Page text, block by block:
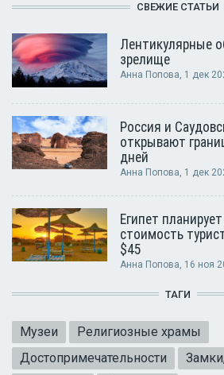
СВЕЖИЕ СТАТЬИ
Лентикулярные
зрелище
Анна Попова, 1 дек
Россия и
открывают
дней
Анна Попова, 1 дек
Египет
стоимость
$45
Анна Попова, 16 ноя
ТАГИ
Музеи
Религиозные храмы
Достопримечательности